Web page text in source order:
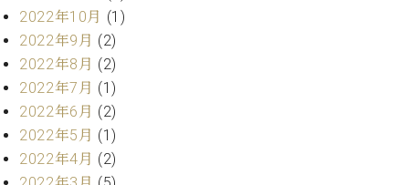
C.
ベ
ヒ
ュ
タ
イ
ン
レ
スタ
ジオ
空き
状況
画
収
録
サ
2022年10月 (1)
2022年9月 (2)
2022年8月 (2)
2022年7月 (1)
2022年6月 (2)
2022年5月 (1)
2022年4月 (2)